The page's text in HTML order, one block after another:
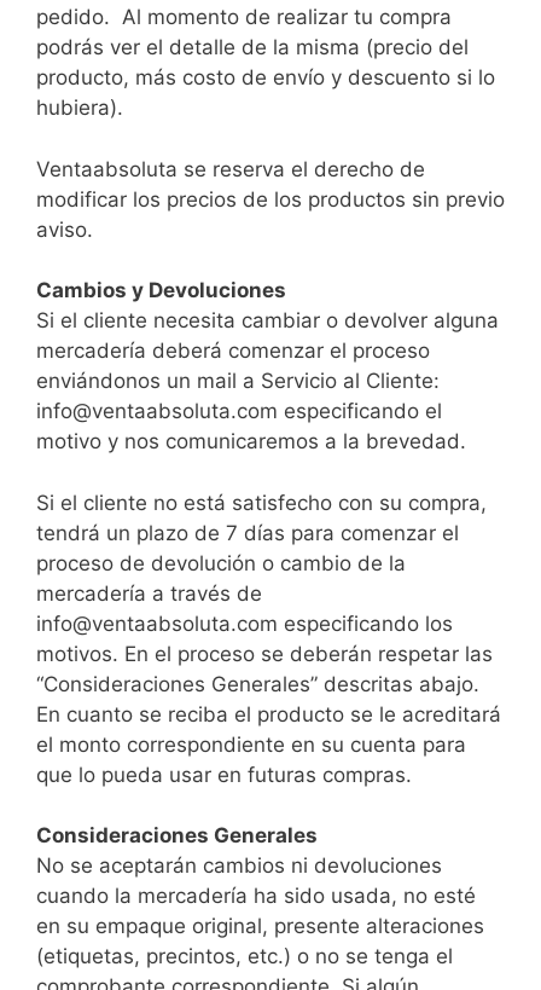
pedido. Al momento de realizar tu compra
podrás ver el detalle de la misma (precio del
producto, más costo de envío y descuento si lo
hubiera).
Ventaabsoluta se reserva el derecho de
modificar los precios de los productos sin previo
aviso.
Cambios y Devoluciones
Si el cliente necesita cambiar o devolver alguna
mercadería deberá comenzar el proceso
enviándonos un mail a Servicio al Cliente:
info@ventaabsoluta.com especificando el
motivo y nos comunicaremos a la brevedad.
Si el cliente no está satisfecho con su compra,
tendrá un plazo de 7 días para comenzar el
proceso de devolución o cambio de la
mercadería a través de
info@ventaabsoluta.com especificando los
motivos. En el proceso se deberán respetar las
“Consideraciones Generales” descritas abajo.
En cuanto se reciba el producto se le acreditará
el monto correspondiente en su cuenta para
que lo pueda usar en futuras compras.
Consideraciones Generales
No se aceptarán cambios ni devoluciones
cuando la mercadería ha sido usada, no esté
en su empaque original, presente alteraciones
(etiquetas, precintos, etc.) o no se tenga el